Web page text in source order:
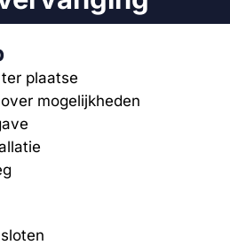
plaatse
mogelijkheden